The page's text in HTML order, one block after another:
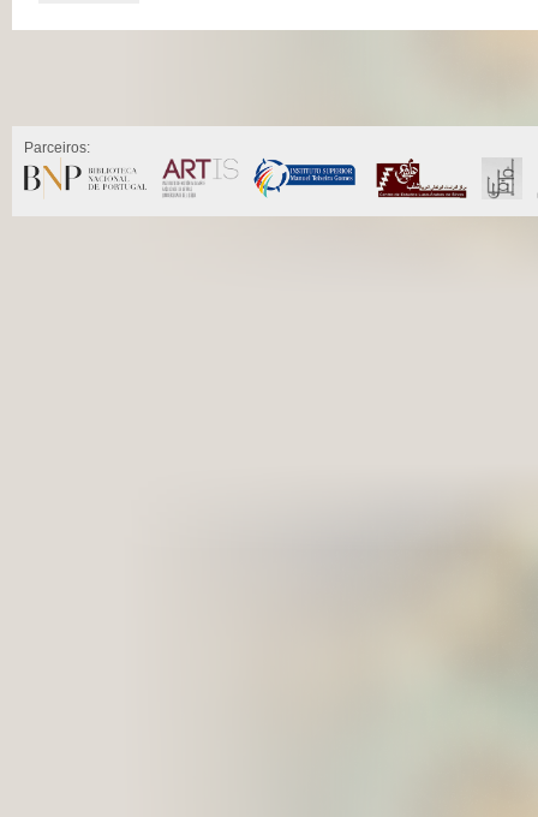
Parceiros: